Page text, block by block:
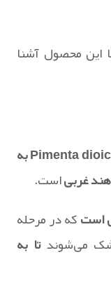
این محصول آشنا
از درختی به نام Pimenta dioica به
غربیاست.
استکه در مرحله
می‌شوند تا به